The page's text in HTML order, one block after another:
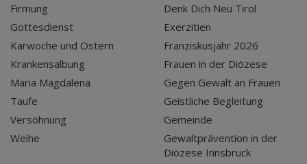
Firmung
Gottesdienst
Karwoche und Ostern
Krankensalbung
Maria Magdalena
Taufe
Versöhnung
Weihe
Denk Dich Neu Tirol
Exerzitien
Franziskusjahr 2026
Frauen in der Diözese
Gegen Gewalt an Frauen
Geistliche Begleitung
Gemeinde
Gewaltprävention in der
Diözese Innsbruck